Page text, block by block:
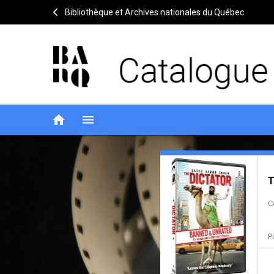
Bibliothèque et Archives nationales du Québec
home menu
The
dictator
Notice
header